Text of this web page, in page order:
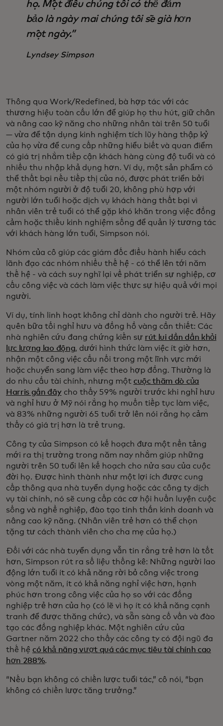
họ. Một điều chúng tôi có thể đảm
bảo là ngày mai chúng tôi sẽ già hơn
một ngày.”
Lyndsey Simpson
Thông qua Work/Redefined, bà hợp tác với các
thương hiệu toàn cầu lớn để giúp họ thu hút, giữ chân
và nâng cao kỹ năng cho những nhân tài trên 50 tuổi
— vừa để tận dụng kinh nghiệm tích lũy hàng thập kỷ
của họ vừa để cung cấp những hiểu biết và quan điểm
có giá trị nhằm tiếp cận khách hàng cùng độ tuổi và có
nhiều thu nhập khả dụng hơn. Ví dụ, một sản phẩm có
thể thất bại nếu tiếp thị của nó, được phát triển bởi
một nhóm người ở độ tuổi 20, không phù hợp với
người lớn tuổi hoặc dịch vụ khách hàng thất bại vì
nhân viên trẻ tuổi có thể gặp khó khăn trong việc đồng
cảm hoặc thiếu kinh nghiệm sống để quản lý tương tác
với khách hàng lớn tuổi, Simpson nói.
Nhóm của cô giúp các giám đốc điều hành hiểu cách
lãnh đạo các nhóm nhiều thế hệ - có thể lên tới năm
thế hệ - và cách suy nghĩ lại về phát triển sự nghiệp, cơ
cấu công việc và cách làm việc thực sự hiệu quả với mọi
người.
Ví dụ, tính linh hoạt không chỉ dành cho người trẻ. Hãy
quên bữa tối nghỉ hưu và đồng hồ vàng cần thiết: Các
nhà nghiên cứu đang chứng kiến sự rút lui dần dần khỏi
lực lượng lao động, dưới hình thức làm việc ít giờ hơn,
nhận một công việc cầu nối trong một lĩnh vực mới
hoặc chuyển sang làm việc theo hợp đồng. Thường là
do nhu cầu tài chính, nhưng một cuộc thăm dò của
Harris gần đâycho thấy 59% người trước khi nghỉ hưu
và nghỉ hưu ở Mỹ nói rằng họ muốn tiếp tục làm việc,
và 83% những người 65 tuổi trở lên nói rằng họ cảm
thấy có giá trị hơn là trẻ trung.
Công ty của Simpson có kế hoạch đưa một nền tảng
mới ra thị trường trong năm nay nhằm giúp những
người trên 50 tuổi lên kế hoạch cho nửa sau của cuộc
đời họ. Được hình thành như một lợi ích được cung
cấp thông qua nhà tuyển dụng hoặc các công ty dịch
vụ tài chính, nó sẽ cung cấp các cơ hội huấn luyện cuộc
sống và nghề nghiệp, đào tạo tinh thần kinh doanh và
nâng cao kỹ năng. (Nhân viên trẻ hơn có thể chọn
tặng tư cách thành viên cho cha mẹ của họ.)
Đối với các nhà tuyển dụng vẫn tin rằng trẻ hơn là tốt
hơn, Simpson rút ra số liệu thống kê: Những người lao
động lớn tuổi ít có khả năng rời bỏ công việc trong
vòng một năm, ít có khả năng nghỉ việc hơn, hạnh
phúc hơn trong công việc của họ so với các đồng
nghiệp trẻ hơn của họ (có lẽ vì họ ít có khả năng cạnh
tranh để được thăng chức), và sẵn sàng cố vấn và đào
tạo các đồng nghiệp khác. Một nghiên cứu của
Gartner năm 2022 cho thấy các công ty có đội ngũ đa
thế hệ có khả năng vượt quá các mục tiêu tài chính cao
hơn 288%.
“Nếu bạn không có chiến lược tuổi tác,” cô nói, “bạn
không có chiến lược tăng trưởng.”